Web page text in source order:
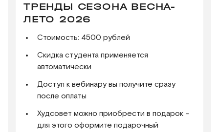
ТРЕНДЫ СЕЗОНА ВЕСНА-
ЛЕТО 2026
Стоимость: 4500 рублей
Скидка студента применяется
автоматически
Доступ к вебинару вы получите сразу
после оплаты
Худсовет можно приобрести в подарок -
для этого оформите подарочный